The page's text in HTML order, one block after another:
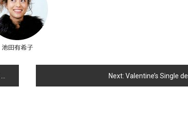
Next: Valentine’s Single